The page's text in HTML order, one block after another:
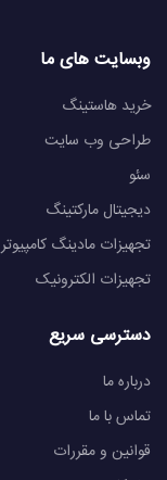
وبسایت های ما
خرید هاستینگ
طراحی وب سایت
سئو
دیجیتال مارکتینگ
تجهیزات مادینگ کامپیوتر
تجهیزات الکترونیک
دسترسی سریع
درباره ما
تماس با ما
قوانین و مقررات